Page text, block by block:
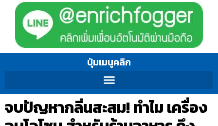
ปุ่มเมนูคลิก
จบปัญหากลิ่นสะสม! ทำไม เครื่อง